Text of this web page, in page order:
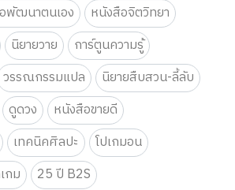
พัฒนาตนเอง
หนังสือจิตวิทยา
นิยายวาย
การ์ตูนความรู้
วรรณกรรมแปล
นิยายสืบสวน-ลี้ลับ
ดูดวง
หนังสือขายดี
เทคนิคศิลปะ
โปเกมอน
กม 25 ปี B2S